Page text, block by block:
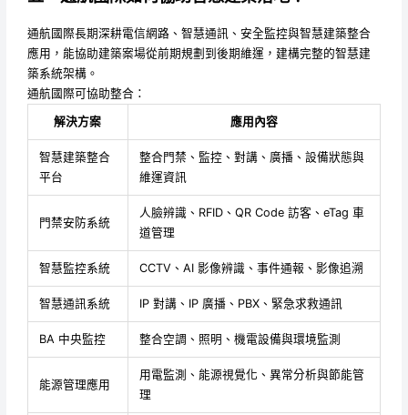
通航國際長期深耕電信網路、智慧通訊、安全監控與智慧建築整合
應用，能協助建築案場從前期規劃到後期維運，建構完整的智慧建
築系統架構。
通航國際可協助整合：
解決方案 應用內容
智慧建築整合
平台
整合門禁、監控、對講、廣播、設備狀態與
維運資訊
門禁安防系統
人臉辨識、RFID、QR Code 訪客、eTag 車
道管理
智慧監控系統 CCTV、AI 影像辨識、事件通報、影像追溯
智慧通訊系統 IP 對講、IP 廣播、PBX、緊急求救通訊
BA 中央監控 整合空調、照明、機電設備與環境監測
能源管理應用
用電監測、能源視覺化、異常分析與節能管
理